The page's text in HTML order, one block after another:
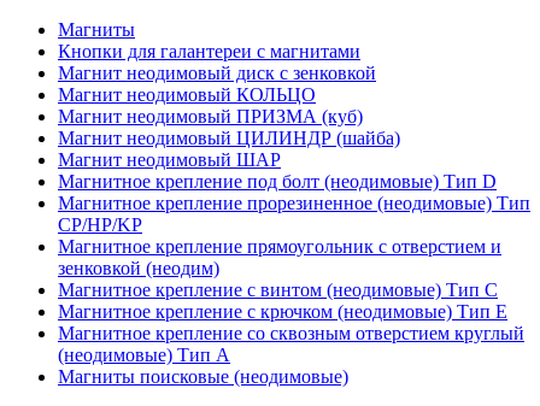
Магниты
Кнопки для галантереи с магнитами
Магнит неодимовый диск с зенковкой
Магнит неодимовый КОЛЬЦО
Магнит неодимовый ПРИЗМА (куб)
Магнит неодимовый ЦИЛИНДР (шайба)
Магнит неодимовый ШАР
Магнитное крепление под болт (неодимовые) Тип D
Магнитное крепление прорезиненное (неодимовые) Тип
CP/HP/KP
Магнитное крепление прямоугольник с отверстием и
зенковкой (неодим)
Магнитное крепление с винтом (неодимовые) Тип С
Магнитное крепление с крючком (неодимовые) Тип Е
Магнитное крепление со сквозным отверстием круглый
(неодимовые) Тип А
Магниты поисковые (неодимовые)